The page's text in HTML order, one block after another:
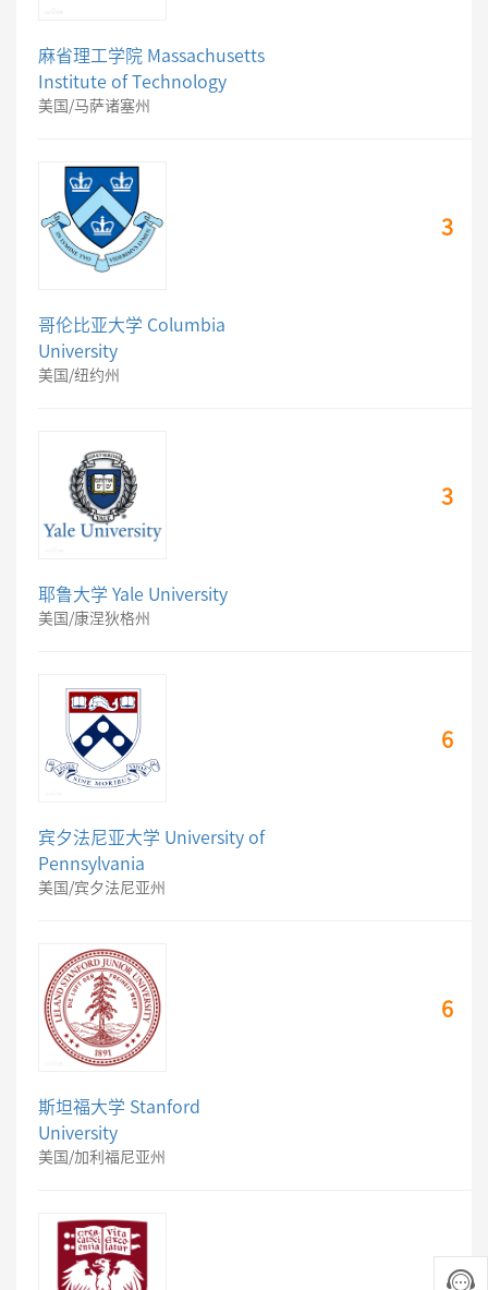
麻省理工学院 Massachusetts
Institute of Technology
美国/马萨诸塞州
哥伦比亚大学 Columbia
University
美国/纽约州
3
耶鲁大学 Yale University
美国/康涅狄格州
3
宾夕法尼亚大学 University of
Pennsylvania
美国/宾夕法尼亚州
6
斯坦福大学 Stanford
University
美国/加利福尼亚州
6
6